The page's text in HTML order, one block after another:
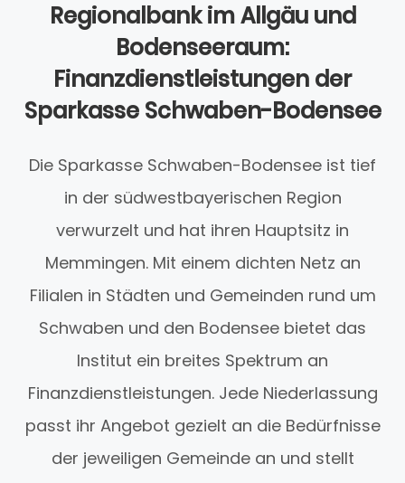
Regionalbank im Allgäu und
Bodenseeraum:
Finanzdienstleistungen der
Sparkasse Schwaben-Bodensee
Die Sparkasse Schwaben-Bodensee ist tief
in der südwestbayerischen Region
verwurzelt und hat ihren Hauptsitz in
Memmingen. Mit einem dichten Netz an
Filialen in Städten und Gemeinden rund um
Schwaben und den Bodensee bietet das
Institut ein breites Spektrum an
Finanzdienstleistungen. Jede Niederlassung
passt ihr Angebot gezielt an die Bedürfnisse
der jeweiligen Gemeinde an und stellt